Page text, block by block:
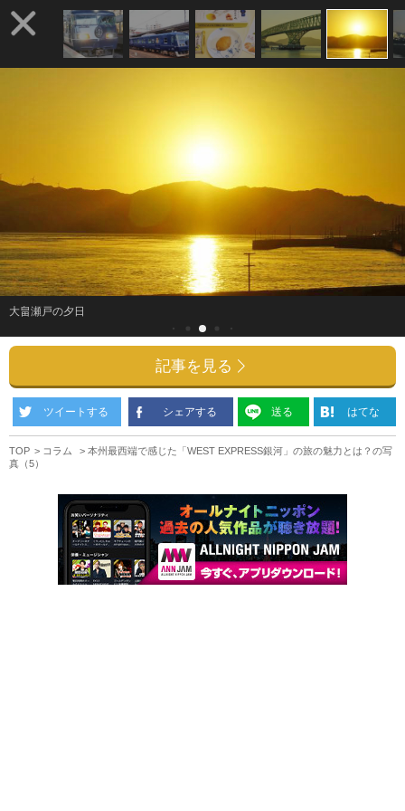
大畠瀬戸の夕日
記事を見る
ツイートする シェアする 送る はてな
TOP コラム
本州最西端で感じた「WEST EXPRESS銀河」の旅の魅力とは？の写
真（5）